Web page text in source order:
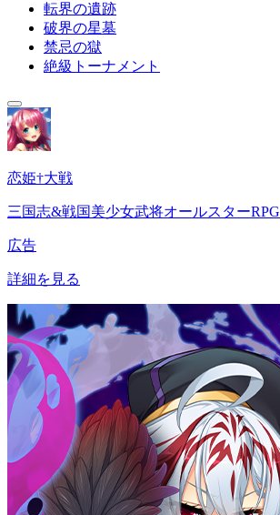
転界の遺跡
破界の星墓
禁忌の獄
絶級トーナメント
恋姫†大戦
三国志&戦国美少女武将オールスターRPG
広告
詳細を見る